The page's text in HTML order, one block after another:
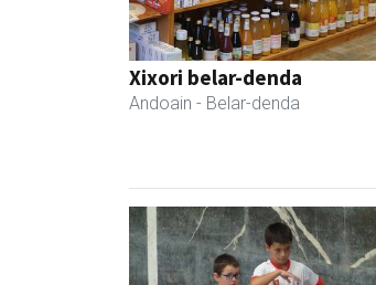
Xixori belar-denda
Andoain - Belar-denda